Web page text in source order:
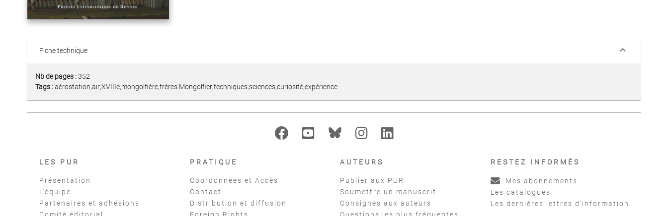
Fiche technique keyboard_arrow_down
Nb de pages :352
Tags :aérostation;air;XVIIIe;mongolfière;frères Mongolfier;techniques;sciences;curiosité;expérience
LES PUR
Présentation
L'équipe
Partenaires et adhésions
PRATIQUE
Coordonnées et Accès
Contact
Distribution et diffusion
AUTEURS
Publier aux PUR
Soumettre un manuscrit
Consignes aux auteurs
RESTEZ INFORMÉS
Mes abonnements
Les catalogues
Les dernières lettres d'information